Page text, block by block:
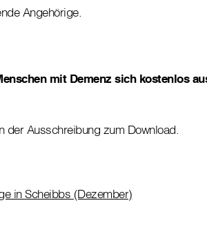
Angehörige.
mit Demenz sich kostenlos
der Ausschreibung zum Download.
in Scheibbs (Dezember)